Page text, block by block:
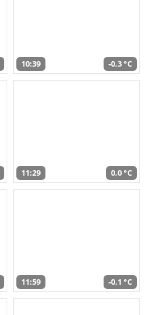
10:39 -0,3 °C
11:29 0,0 °C
11:59 -0,1 °C